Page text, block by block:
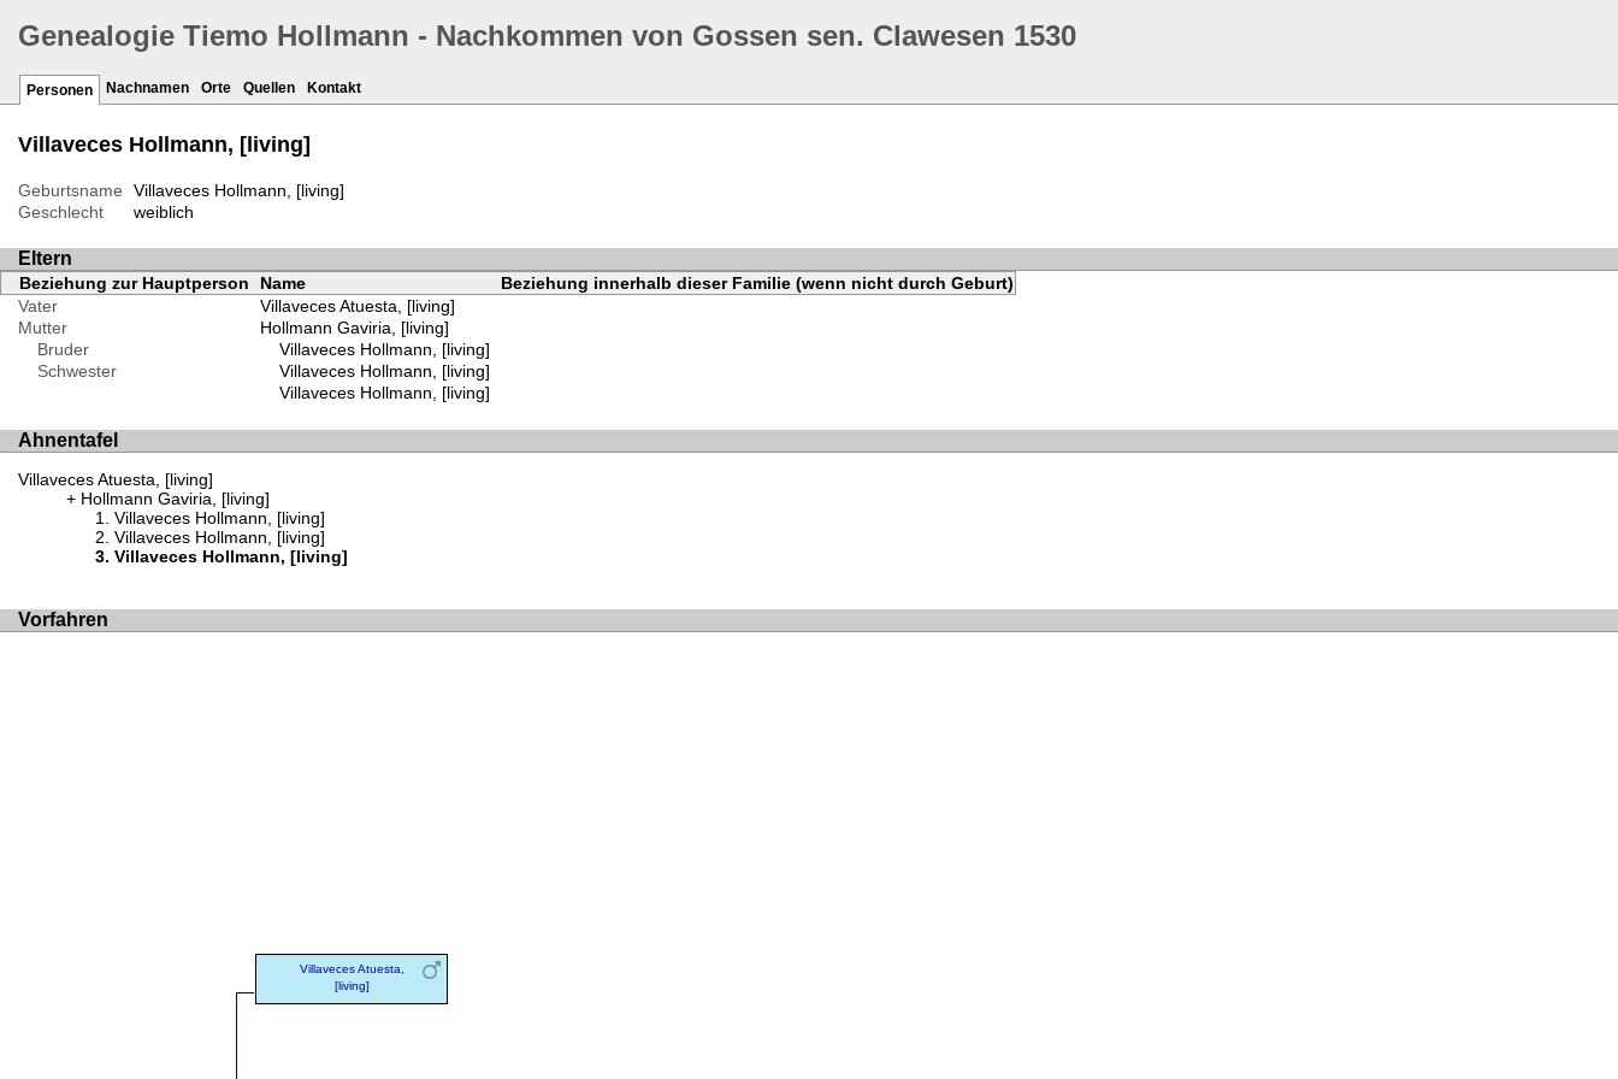
Genealogie Tiemo Hollmann - Nachkommen von Gossen sen. Clawesen 1530
Personen Nachnamen Orte Quellen Kontakt
Villaveces Hollmann, [living]
Geburtsname
Villaveces Hollmann, [living]
Geschlecht
weiblich
Eltern
Beziehung zur Hauptperson Name
Beziehung innerhalb dieser Familie (wenn nicht durch Geburt)
Vater
Villaveces Atuesta, [living]
Mutter
Hollmann Gaviria, [living]
Bruder
Villaveces Hollmann, [living]
Schwester
Villaveces Hollmann, [living]
Villaveces Hollmann, [living]
Ahnentafel
Villaveces Atuesta, [living]
Hollmann Gaviria, [living]
Villaveces Hollmann, [living]
Villaveces Hollmann, [living]
Villaveces Hollmann, [living]
Vorfahren
Villaveces Atuesta,
[living]